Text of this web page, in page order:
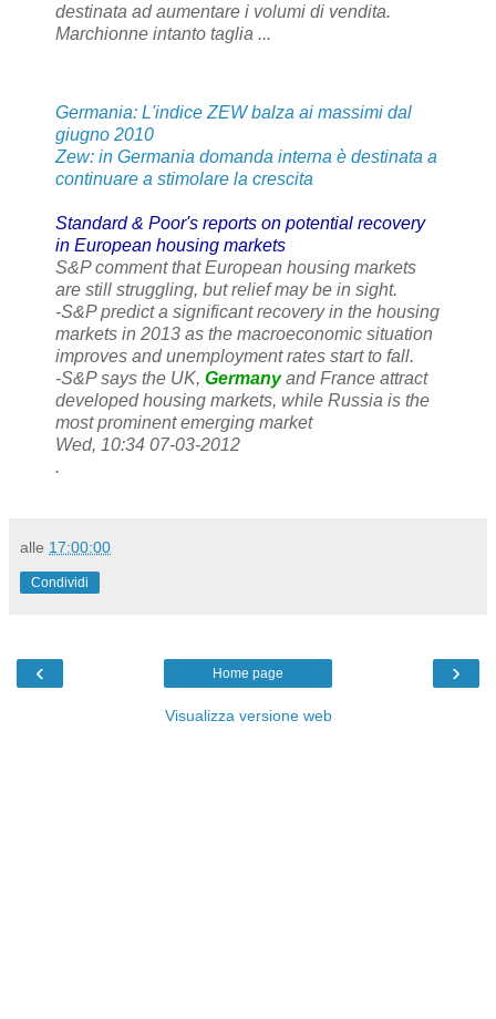
destinata ad aumentare i volumi di vendita.
Marchionne intanto taglia ...
Germania: L'indice ZEW balza ai massimi dal
giugno 2010
Zew: in Germania domanda interna è destinata a
continuare a stimolare la crescita
Standard & Poor's reports on potential recovery
in European housing markets
S&P comment that European housing markets
are still struggling, but relief may be in sight.
-S&P predict a significant recovery in the housing
markets in 2013 as the macroeconomic situation
improves and unemployment rates start to fall.
-S&P says the UK, Germanyand France attract
developed housing markets, while Russia is the
most prominent emerging market
Wed, 10:34 07-03-2012
.
alle 17:00:00
Condividi
‹ ›
Home page
Visualizza versione web